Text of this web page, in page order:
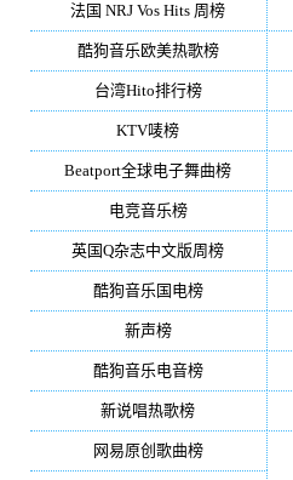
法国 NRJ Vos Hits 周榜
酷狗音乐欧美热歌榜
台湾Hito排行榜
KTV唛榜
Beatport全球电子舞曲榜
电竞音乐榜
英国Q杂志中文版周榜
酷狗音乐国电榜
新声榜
酷狗音乐电音榜
新说唱热歌榜
网易原创歌曲榜